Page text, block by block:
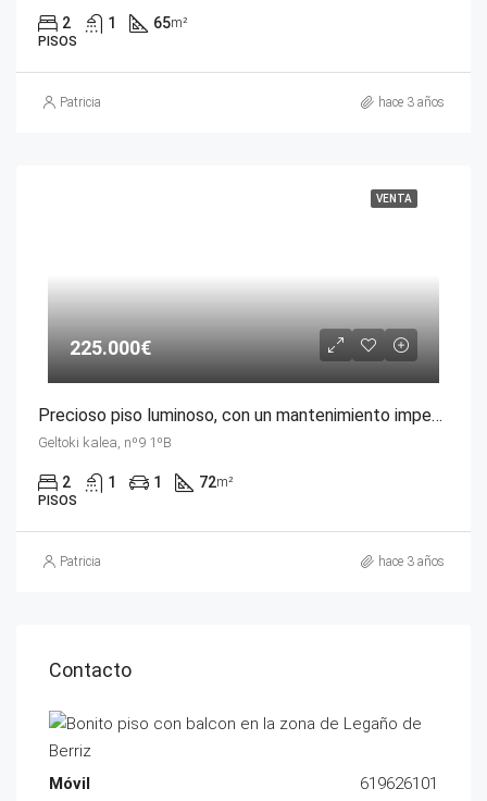
2 1 65m²
PISOS
Patricia hace 3 años
VENTA
225.000€
Precioso piso luminoso, con un mantenimiento impecable, junto a la estación a de Berriz
Geltoki kalea, nº9 1ºB
2 1 1 72m²
PISOS
Patricia hace 3 años
Contacto
Móvil
619626101